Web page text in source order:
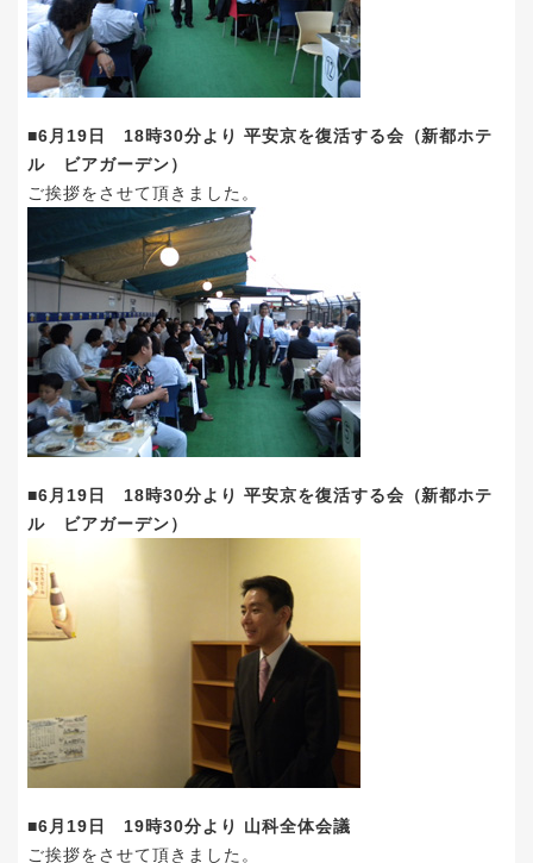
■6月19日 18時30分より 平安京を復活する会（新都ホテ
ル ビアガーデン）
ご挨拶をさせて頂きました。
■6月19日 18時30分より 平安京を復活する会（新都ホテ
ル ビアガーデン）
■6月19日 19時30分より 山科全体会議
ご挨拶をさせて頂きました。